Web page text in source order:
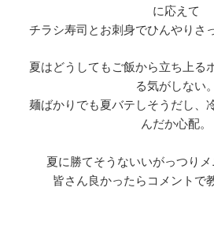
に応えて
チラシ寿司とお刺身でひんやりさ
夏はどうしてもご飯から立ち上る
る気がしない。
麺ばかりでも夏バテしそうだし、
んだか心配。
夏に勝てそうないいがっつりメ
皆さん良かったらコメントで